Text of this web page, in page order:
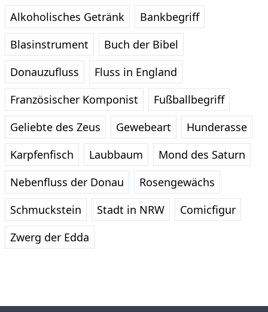
Alkoholisches Getränk
Bankbegriff
Blasinstrument
Buch der Bibel
Donauzufluss
Fluss in England
Französischer Komponist
Fußballbegriff
Geliebte des Zeus
Gewebeart
Hunderasse
Karpfenfisch
Laubbaum
Mond des Saturn
Nebenfluss der Donau
Rosengewächs
Schmuckstein
Stadt in NRW
Comicfigur
Zwerg der Edda